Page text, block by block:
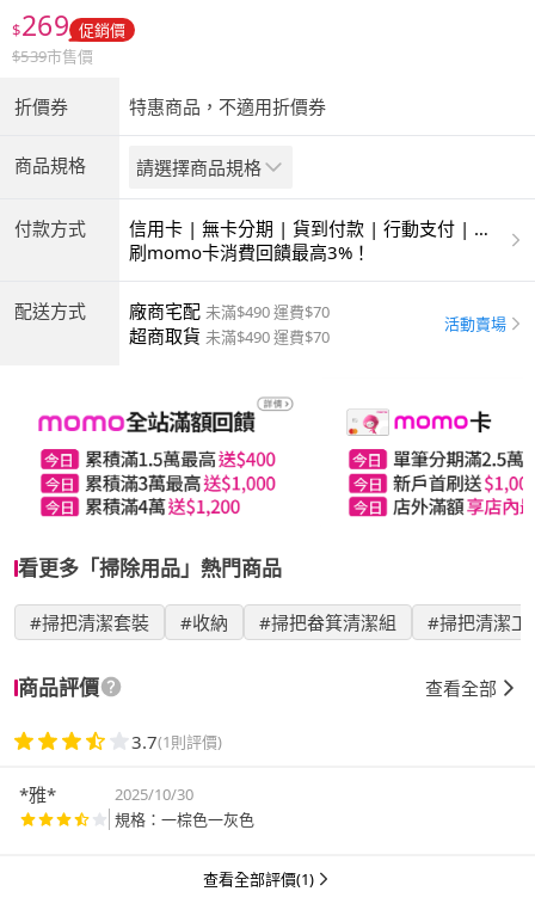
$269 促銷價
$539市售價
折價券 特惠商品，不適用折價券
商品規格 請選擇商品規格
付款方式
信用卡 | 無卡分期 | 貨到付款 | 行動支付 | 超
商付款 | ATM | 銀聯卡
刷momo卡消費回饋最高3%！
配送方式 廠商宅配 未滿$490 運費$70
超商取貨 未滿$490 運費$70
活動賣場
看更多「掃除用品」熱門商品
#掃把清潔套裝 #收納 #掃把畚箕清潔組 #掃把清潔工
商品評價 查看全部
3.7(1則評價)
*雅*
2025/10/30
規格：一棕色一灰色
查看全部評價(1)